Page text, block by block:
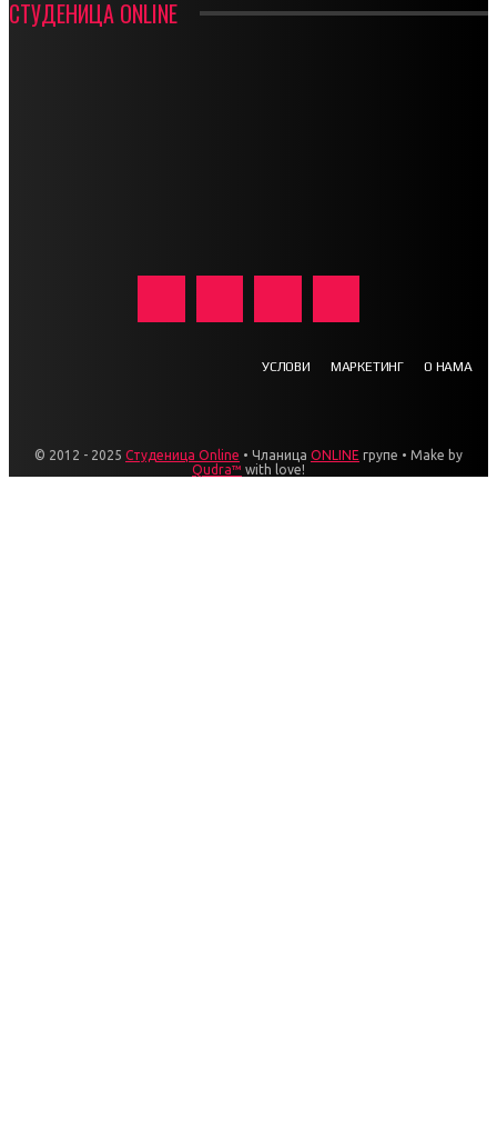
СТУДЕНИЦА ONLINE
УСЛОВИ МАРКЕТИНГ О НАМА
© 2012 - 2025 Студеница Online • Чланица ONLINE групе • Make by
Qudra™ with love!